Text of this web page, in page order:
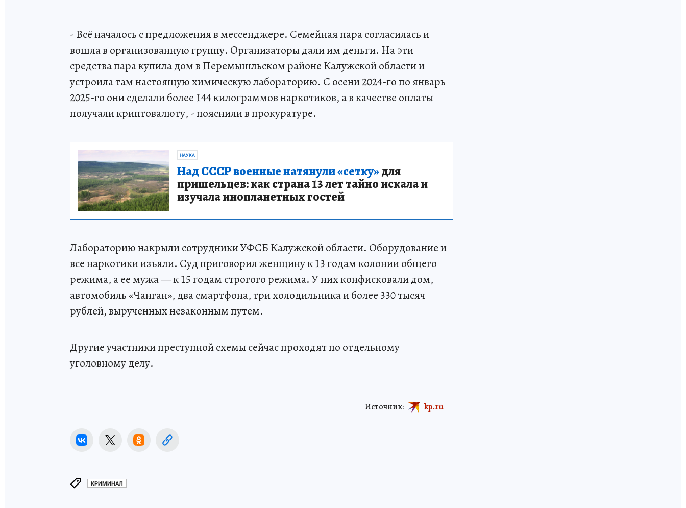
- Всё началось с предложения в мессенджере. Семейная пара согласилась и
вошла в организованную группу. Организаторы дали им деньги. На эти
средства пара купила дом в Перемышльском районе Калужской области и
устроила там настоящую химическую лабораторию. С осени 2024-го по январь
2025-го они сделали более 144 килограммов наркотиков, а в качестве оплаты
получали криптовалюту, - пояснили в прокуратуре.
НАУКА
Над СССР военные натянули «сетку»для
пришельцев: как страна 13 лет тайно искала и
изучала инопланетных гостей
Лабораторию накрыли сотрудники УФСБ Калужской области. Оборудование и
все наркотики изъяли. Суд приговорил женщину к 13 годам колонии общего
режима, а ее мужа — к 15 годам строгого режима. У них конфисковали дом,
автомобиль «Чанган», два смартфона, три холодильника и более 330 тысяч
рублей, вырученных незаконным путем.
Другие участники преступной схемы сейчас проходят по отдельному
уголовному делу.
Источник: kp.ru
КРИМИНАЛ